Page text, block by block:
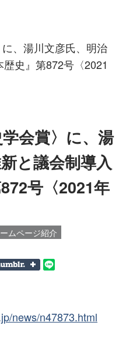
、湯川文彦氏、明治
史』第872号〈2021
会賞〉に、湯
と議会制導入
号〈2021年
ムページ紹介
news/n47873.html